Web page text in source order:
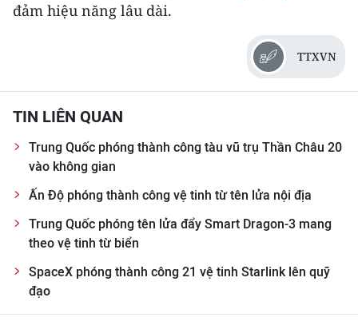
TIN MỚI
Đồng bằng sông Hồng
Bắc Trung Bộ
Duyên hải Nam Trung Bộ và Tây
Đông Nam Bộ
Đồng bằng sông Cửu Long
Chuyên trang Hà Nội
đảm hiệu năng lâu dài.
TTXVN
TIN LIÊN QUAN
Trung Quốc phóng thành công tàu vũ trụ Thần Châu 20
vào không gian
Ấn Độ phóng thành công vệ tinh từ tên lửa nội địa
Trung Quốc phóng tên lửa đẩy Smart Dragon-3 mang
theo vệ tinh từ biển
SpaceX phóng thành công 21 vệ tinh Starlink lên quỹ
đạo